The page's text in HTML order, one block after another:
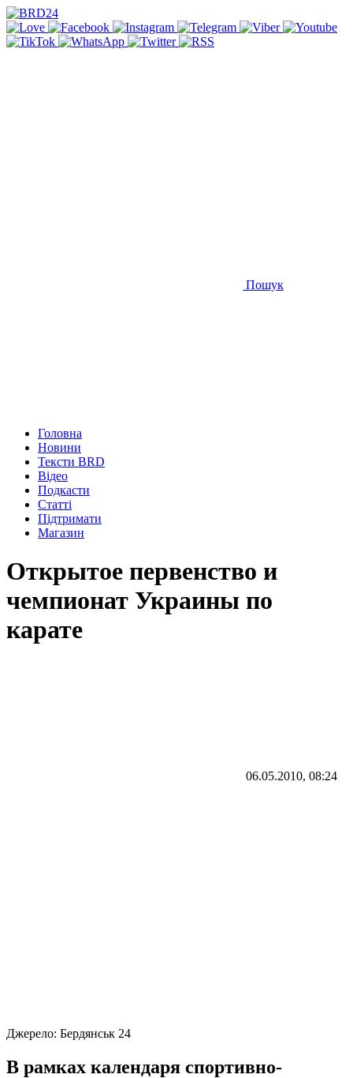
Пошук
Головна
Новини
Тексти BRD
Відео
Подкасти
Статті
Підтримати
Магазин
Открытое первенство и
чемпионат Украины по
карате
06.05.2010, 08:24
Джерело: Бердянськ 24
В рамках календаря спортивно-